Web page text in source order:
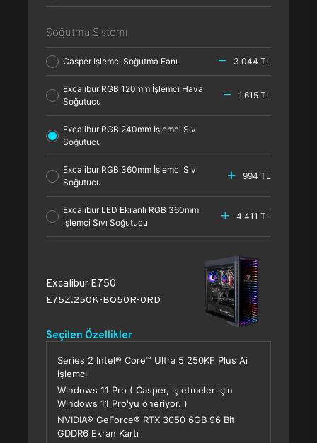
Soğutma Sistemi
Casper İşlemci Soğutma Fanı 3.044 TL
Excalibur RGB 120mm İşlemci Hava
Soğutucu
1.615 TL
Excalibur RGB 240mm İşlemci Sıvı
Soğutucu
Excalibur RGB 360mm İşlemci Sıvı
Soğutucu
994 TL
Excalibur LED Ekranlı RGB 360mm
İşlemci Sıvı Soğutucu
4.411 TL
Excalibur E750
E75Z.250K-BQ50R-0RD
Seçilen Özellikler
Series 2 Intel® Core™ Ultra 5 250KF Plus Ai
işlemci
Windows 11 Pro ( Casper, işletmeler için
Windows 11 Pro'yu öneriyor. )
NVIDIA® GeForce® RTX 3050 6GB 96 Bit
GDDR6 Ekran Kartı